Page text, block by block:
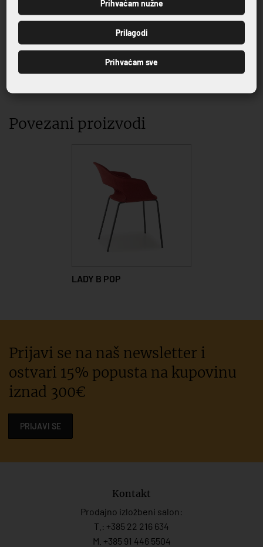
jednom mjestu
Povezani proizvodi
LADY B POP
Prijavi se na naš newsletter i
ostvari 15% popusta na kupovinu
iznad 300€
PRIJAVI SE
Kontakt
Prodajno izložbeni salon:
T.: +385 22 216 634
M. +385 91 446 5504
PRIJAVI SE
Prihvaćam nužne
Prilagodi
Prihvaćam sve